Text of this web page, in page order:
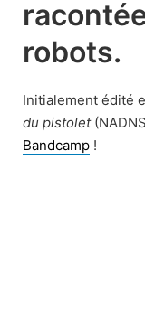
robots.
Initialement édité
du pistolet
Bandcamp !